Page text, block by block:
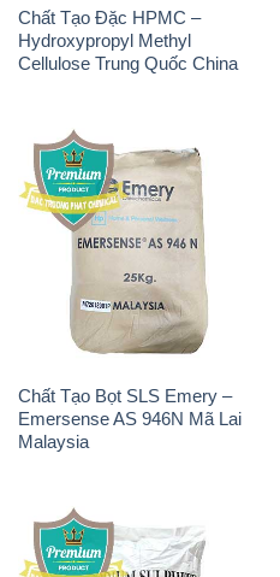
Chất Tạo Đặc HPMC –
Hydroxypropyl Methyl
Cellulose Trung Quốc China
Chất Tạo Bọt SLS Emery –
Emersense AS 946N Mã Lai
Malaysia